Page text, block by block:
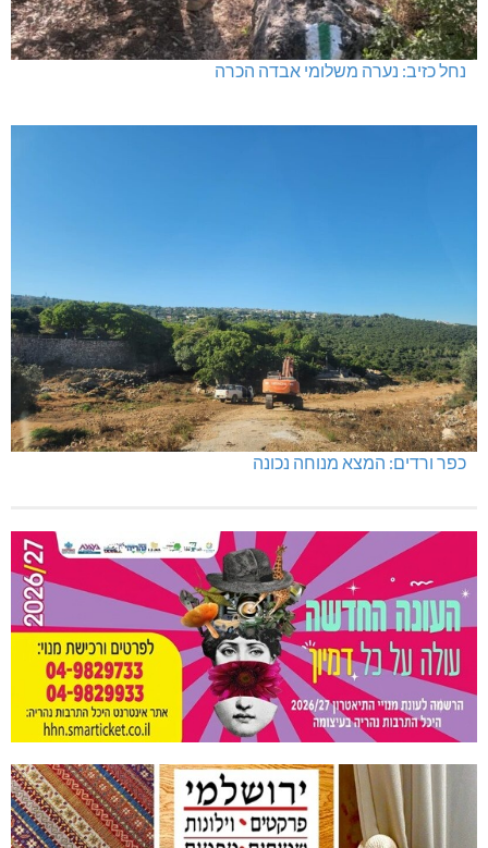
נחל כזיב: נערה משלומי אבדה הכרה
כפר ורדים: המצא מנוחה נכונה